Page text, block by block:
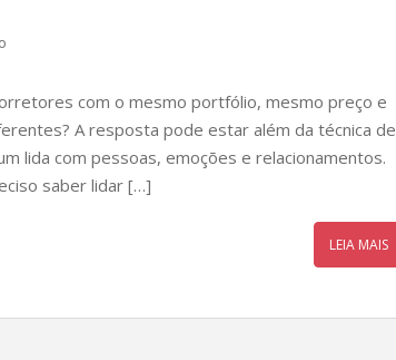
com o mesmo portfólio, mesmo preço e
A resposta pode estar além da técnica de
lida com pessoas, emoções e relacionamentos.
saber lidar […]
LEIA MAIS